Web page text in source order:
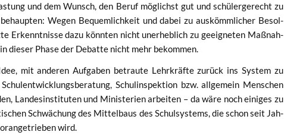
und dem Wunsch, den Beruf mög­lichst gut und schü­ler­ge­recht zu
Wegen Bequem­lich­keit und dabei zu aus­kömm­li­cher Besol­
Erkennt­nis­se dazu könn­ten nicht uner­heb­lich zu geeig­ne­ten Maß­nah­
die­ser Pha­se der Debat­te nicht mehr bekommen.
mit ande­ren Auf­ga­ben betrau­te Lehr­kräf­te zurück ins Sys­tem zu
Schul­in­spek­ti­on bzw. all­ge­mein Men­schen
Lan­des­in­sti­tu­ten und Minis­te­ri­en arbei­ten – da wäre noch eini­ges zu
Schwä­chung des Mit­tel­baus des Schul­sys­tems, die schon seit Jah­
wird.